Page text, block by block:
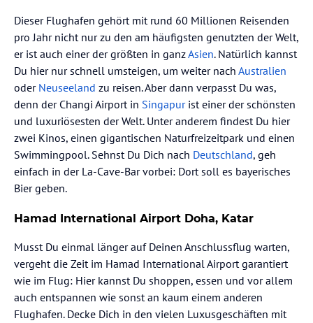
Dieser Flughafen gehört mit rund 60 Millionen Reisenden
pro Jahr nicht nur zu den am häufigsten genutzten der Welt,
er ist auch einer der größten in ganzAsien. Natürlich kannst
Du hier nur schnell umsteigen, um weiter nach Australien
oder Neuseeland zu reisen. Aber dann verpasst Du was,
denn der Changi Airport in Singapurist einer der schönsten
und luxuriösesten der Welt. Unter anderem findest Du hier
zwei Kinos, einen gigantischen Naturfreizeitpark und einen
Swimmingpool. Sehnst Du Dich nach Deutschland, geh
einfach in der La-Cave-Bar vorbei: Dort soll es bayerisches
Bier geben.
Hamad International Airport Doha, Katar
Musst Du einmal länger auf Deinen Anschlussflug warten,
vergeht die Zeit im Hamad International Airport garantiert
wie im Flug: Hier kannst Du shoppen, essen und vor allem
auch entspannen wie sonst an kaum einem anderen
Flughafen. Decke Dich in den vielen Luxusgeschäften mit